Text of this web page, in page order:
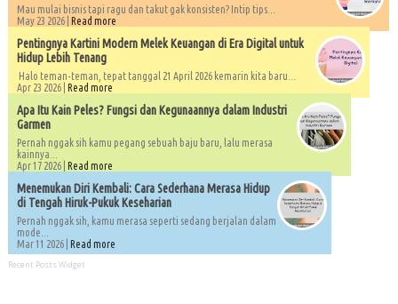
Mau mulai bisnis tapi ragu dan takut gak konsisten? Intip tips...
May 23 2026 | Read more
Pentingnya Kartini Modern Melek Keuangan di Era Digital untuk
Hidup Lebih Tenang
Halo teman-teman, tepat tanggal 21 April 2026 kemarin kita baru...
Apr 23 2026 | Read more
Apa Itu Kain Peles? Fungsi dan Kegunaannya dalam Industri
Garmen
Pernah nggak sih kamu pegang sebuah baju baru, lalu merasa
kainnya...
Apr 17 2026 | Read more
Menemukan Diri Kembali: Cara Sederhana Merasa Hidup
di Tengah Hiruk-Pukuk Keseharian
Pernah nggak sih, kamu merasa seperti sedang berjalan dalam
mode...
Mar 11 2026 | Read more
Recent Posts Widget